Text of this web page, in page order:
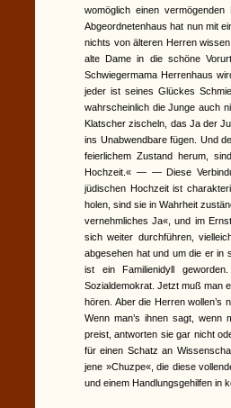
womöglich einen
Abgeordnetenhaus hat nun mit
nichts von älteren Herren
alte Dame in die schöne
Schwiegermama Herrenhaus
jeder ist seines Glückes
wahrscheinlich die Junge auch
Klatscher zischeln, das Ja der
ins Unabwendbare fügen. Und
feierlichem Zustand herum,
Hochzeit.« — — Diese
jüdischen Hochzeit ist
holen, sind sie in Wahrheit
vernehmliches Ja«, und im
sich weiter durchführen,
abgesehen hat und um die er in
ist ein Familienidyll
Sozialdemokrat. Jetzt muß man
hören. Aber die Herren wollen’s
Wenn man’s ihnen sagt, wenn
preist, antworten sie gar nicht
für einen Schatz an
jene »Chuzpe«, die diese
und einem Handlungsgehilfen in